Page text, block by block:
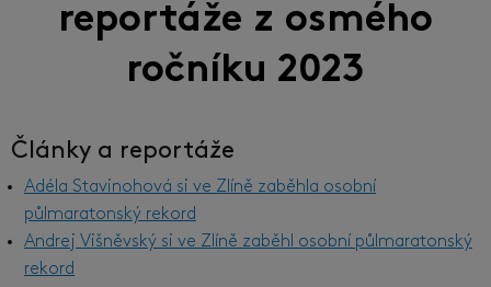
reportáže z osmého
ročníku 2023
Články a reportáže
Adéla Stavinohová si ve Zlíně zaběhla osobní
půlmaratonský rekord
Andrej Višněvský si ve Zlíně zaběhl osobní půlmaratonský
rekord